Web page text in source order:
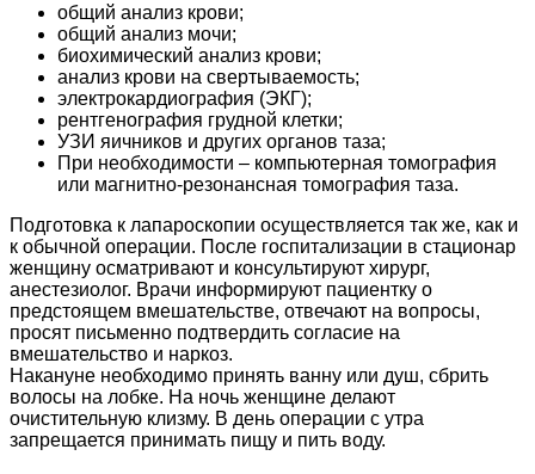
общий анализ крови;
общий анализ мочи;
биохимический анализ крови;
анализ крови на свертываемость;
электрокардиография (ЭКГ);
рентгенография грудной клетки;
УЗИ яичников и других органов таза;
При необходимости – компьютерная томография
или магнитно-резонансная томография таза.
Подготовка к лапароскопии осуществляется так же, как и
к обычной операции. После госпитализации в стационар
женщину осматривают и консультируют хирург,
анестезиолог. Врачи информируют пациентку о
предстоящем вмешательстве, отвечают на вопросы,
просят письменно подтвердить согласие на
вмешательство и наркоз.
Накануне необходимо принять ванну или душ, сбрить
волосы на лобке. На ночь женщине делают
очистительную клизму. В день операции с утра
запрещается принимать пищу и пить воду.